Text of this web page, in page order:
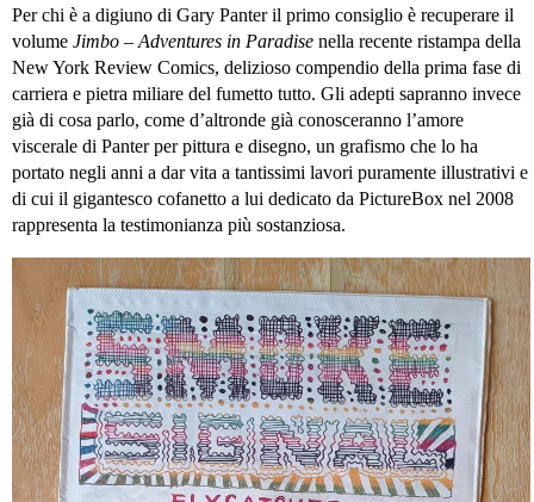
Per chi è a digiuno di Gary Panter il primo consiglio è recuperare il
volume Jimbo – Adventures in Paradise nella recente ristampa della
New York Review Comics, delizioso compendio della prima fase di
carriera e pietra miliare del fumetto tutto. Gli adepti sapranno invece
già di cosa parlo, come d’altronde già conosceranno l’amore
viscerale di Panter per pittura e disegno, un grafismo che lo ha
portato negli anni a dar vita a tantissimi lavori puramente illustrativi e
di cui il gigantesco cofanetto a lui dedicato da PictureBox nel 2008
rappresenta la testimonianza più sostanziosa.